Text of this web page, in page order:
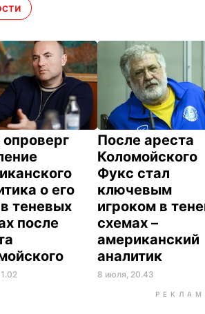
о его
теневых
после
После ареста
Коломойского
Фукс стал
ключевым
игроком в
схемах –
американский
аналитик
8 июля, 20.43